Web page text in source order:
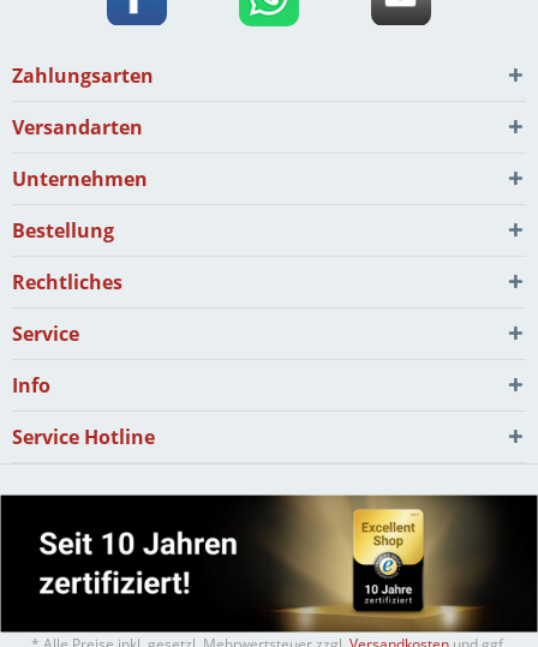
Zahlungsarten
Versandarten
Unternehmen
Bestellung
Rechtliches
Service
Info
Service Hotline